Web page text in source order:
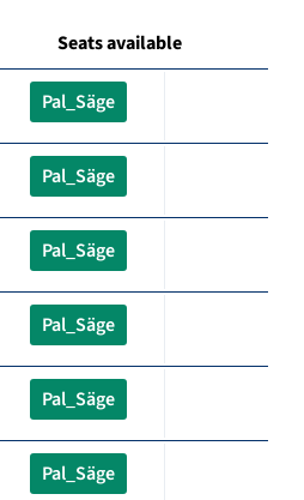
Seats available
Pal_Säge
Pal_Säge
Pal_Säge
Pal_Säge
Pal_Säge
Pal_Säge